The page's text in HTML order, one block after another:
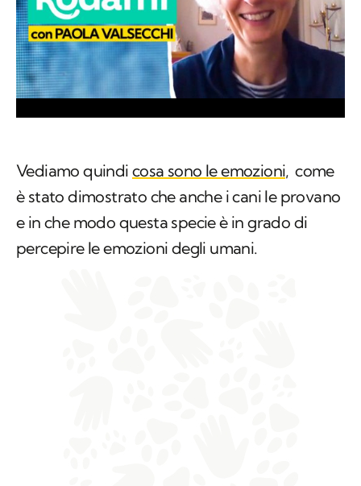
Vediamo quindi cosa sono le emozioni, come
è stato dimostrato che anche i cani le provano
e in che modo questa specie è in grado di
percepire le emozioni degli umani.